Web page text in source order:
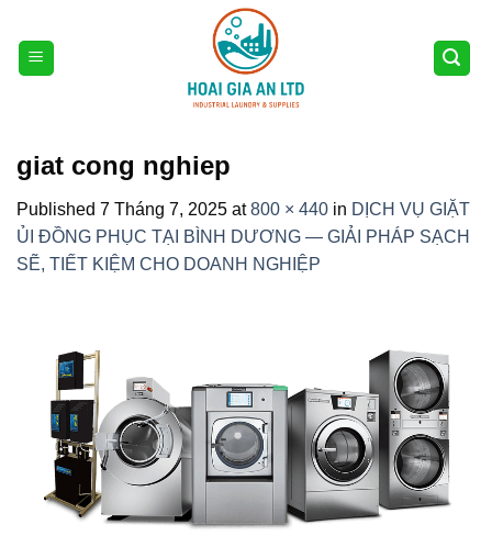
content
giat cong nghiep
Published 7 Tháng 7, 2025 at800 × 440 in DỊCH VỤ GIẶT
ỦI ĐỒNG PHỤC TẠI BÌNH DƯƠNG — GIẢI PHÁP SẠCH
SẼ, TIẾT KIỆM CHO DOANH NGHIỆP